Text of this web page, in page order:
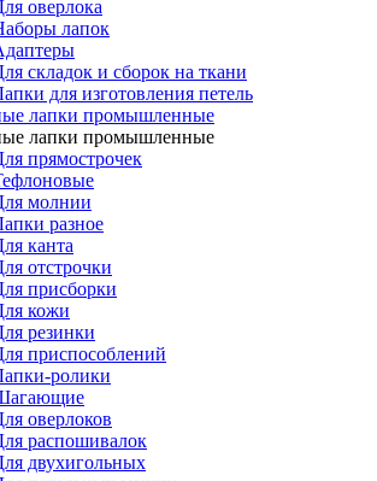
оверлока
лапок
складок и сборок на ткани
для изготовления петель
лапки промышленные
лапки промышленные
прямострочек
молнии
разное
канта
отстрочки
присборки
кожи
резинки
приспособлений
ролики
оверлоков
распошивалок
двухигольных